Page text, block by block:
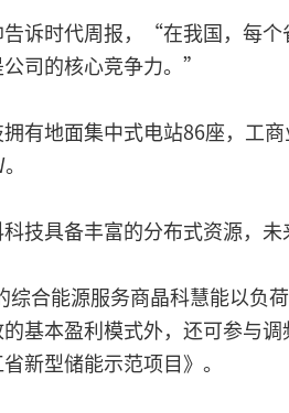
诉时代周报，“在我国，每
司的核心竞争力。”
有地面集中式电站86座，工
技具备丰富的分布式资源，未
综合能源服务商晶科慧能以负
基本盈利模式外，还可参与
新型储能示范项目》。